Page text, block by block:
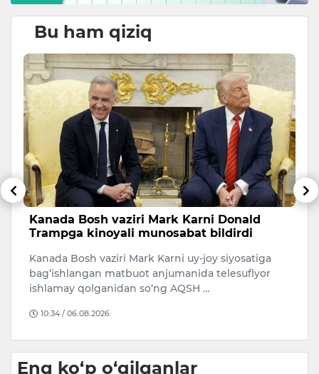
Bu ham qiziq
Kanada Bosh vaziri Mark Karni Donald
Trampga kinoyali munosabat bildirdi
Kanada Bosh vaziri Mark Karni uy-joy siyosatiga
bag‘ishlangan matbuot anjumanida telesuflyor
ishlamay qolganidan so‘ng AQSH …
10:34 / 06.08.2026
Eng ko‘p o‘qilganlar